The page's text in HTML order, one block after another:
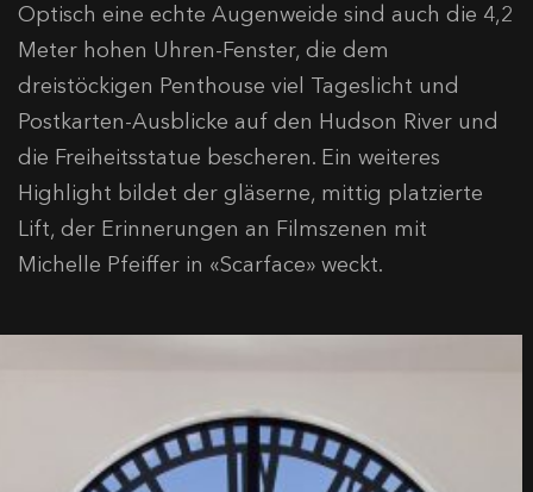
Optisch eine echte Augenweide sind auch die 4,2
Meter hohen Uhren-Fenster, die dem
dreistöckigen Penthouse viel Tageslicht und
Postkarten-Ausblicke auf den Hudson River und
die Freiheitsstatue bescheren. Ein weiteres
Highlight bildet der gläserne, mittig platzierte
Lift, der Erinnerungen an Filmszenen mit
Michelle Pfeiffer in «Scarface» weckt.